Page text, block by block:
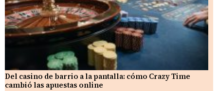
Del casino de barrio a la pantalla: cómo Crazy Time
cambió las apuestas online